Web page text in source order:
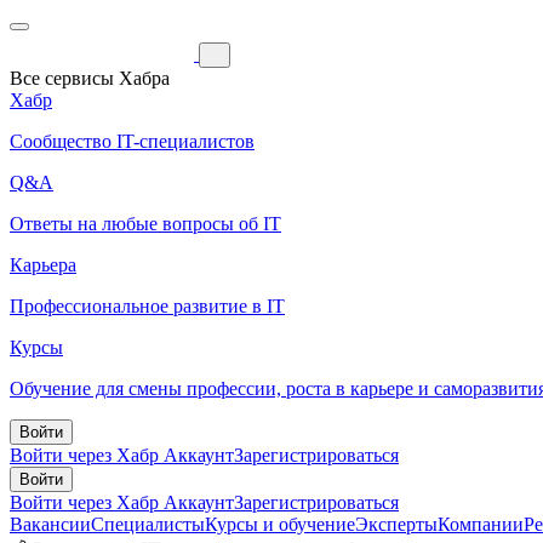
Все сервисы Хабра
Хабр
Сообщество IT-специалистов
Q&A
Ответы на любые вопросы об IT
Карьера
Профессиональное развитие в IT
Курсы
Обучение для смены профессии, роста в карьере и
Войти
Войти через Хабр АккаунтЗарегистрироваться
Войти
Войти через Хабр АккаунтЗарегистрироваться
ВакансииСпециалистыКурсы и обучениеЭкспертыКомпании